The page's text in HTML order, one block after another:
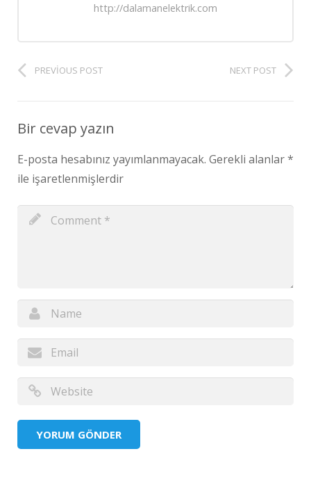
http://dalamanelektrik.com
PREVIOUS POST NEXT POST
Bir cevap yazın
E-posta hesabınız yayımlanmayacak. Gerekli alanlar*
ile işaretlenmişlerdir